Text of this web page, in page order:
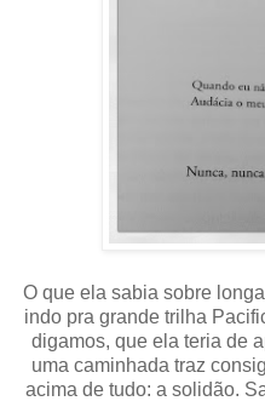
O que ela sabia sobre
indo pra grande trilha
digamos, que ela teria de
uma caminhada traz
acima de tudo: a solidão.